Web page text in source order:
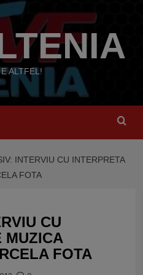
ALTFEL!
INTERVIU CU INTERPRETA
FOTA
CU
MUZICA
FOTA